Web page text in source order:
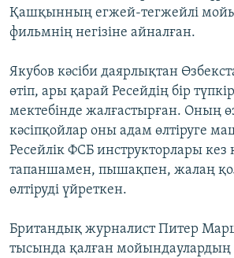
Қашқынның егжей-тегжейлі
фильмнің негізіне айналған.
Якубов кәсіби даярлықтан
өтіп, ары қарай Ресейдің бір
мектебінде жалғастырған. Оның
кәсіпқойлар оны адам өлтіруге
Ресейлік ФСБ инструкторлары кез
тапаншамен, пышақпен, жалаң
өлтіруді үйреткен.
Британдық журналист Питер
тысында қалған мойындаулардың